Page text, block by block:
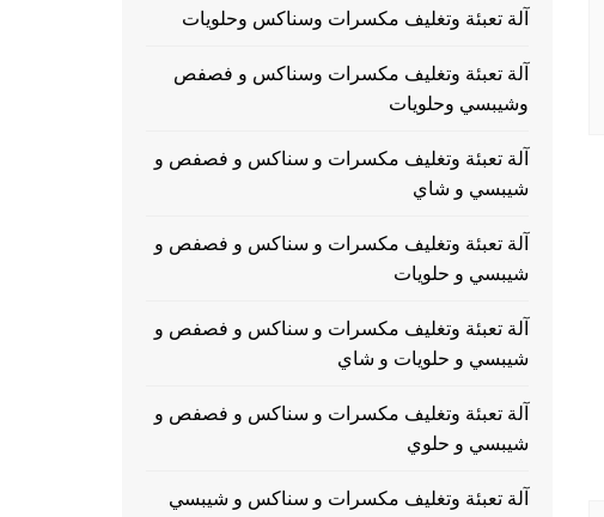
آلة تعبئة وتغليف مكسرات وسناكس وحلويات
آلة تعبئة وتغليف مكسرات وسناكس و فصفص
وشيبسي وحلويات
آلة تعبئة وتغليف مكسرات و سناكس و فصفص و
شيبسي و شاي
آلة تعبئة وتغليف مكسرات و سناكس و فصفص و
شيبسي و حلويات
آلة تعبئة وتغليف مكسرات و سناكس و فصفص و
شيبسي و حلويات و شاي
آلة تعبئة وتغليف مكسرات و سناكس و فصفص و
شيبسي و حلوي
آلة تعبئة وتغليف مكسرات و سناكس و شيبسي